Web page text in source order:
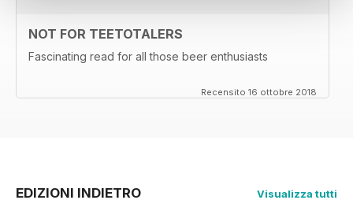
NOT FOR TEETOTALERS
Fascinating read for all those beer enthusiasts
Recensito 16 ottobre 2018
EDIZIONI INDIETRO Visualizza tutti